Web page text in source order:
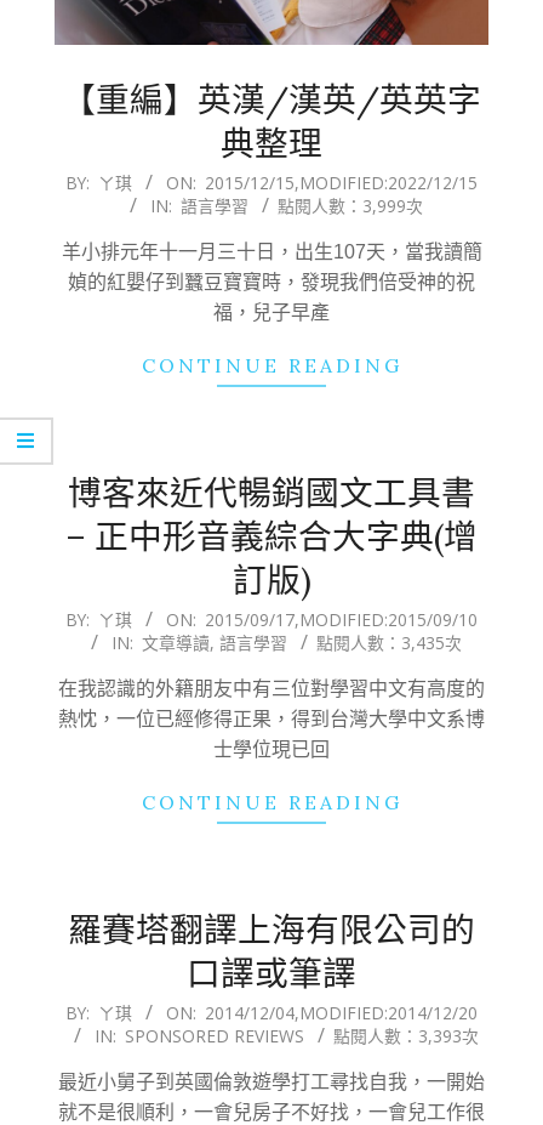
【重編】英漢/漢英/英英字
典整理
2015-
15
BY: ㄚ琪 ON: 2015/12/15,MODIFIED:2022/12/15
IN: 語言學習 點閱人數：3,999次
羊小排元年十一月三十日，出生107天，當我讀簡
媜的紅嬰仔到蠶豆寶寶時，發現我們倍受神的祝
福，兒子早產
CONTINUE READING
博客來近代暢銷國文工具書
– 正中形音義綜合大字典(增
訂版)
2015-
17
BY: ㄚ琪 ON: 2015/09/17,MODIFIED:2015/09/10
IN: 文章導讀, 語言學習 點閱人數：3,435次
在我認識的外籍朋友中有三位對學習中文有高度的
熱忱，一位已經修得正果，得到台灣大學中文系博
士學位現已回
CONTINUE READING
羅賽塔翻譯上海有限公司的
口譯或筆譯
2014-
12-
04
BY: ㄚ琪 ON: 2014/12/04,MODIFIED:2014/12/20
IN: SPONSORED REVIEWS 點閱人數：3,393次
最近小舅子到英國倫敦遊學打工尋找自我，一開始
就不是很順利，一會兒房子不好找，一會兒工作很